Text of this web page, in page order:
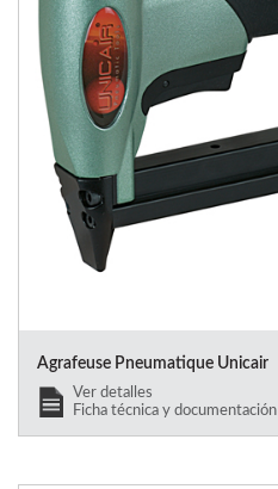
Agrafeuse Pneumatique Unicair
Ver detalles
Ficha técnica y documentación